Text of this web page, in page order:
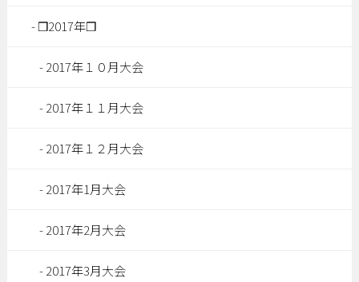
❒2017年❒
2017年１０月大会
2017年１１月大会
2017年１２月大会
2017年1月大会
2017年2月大会
2017年3月大会